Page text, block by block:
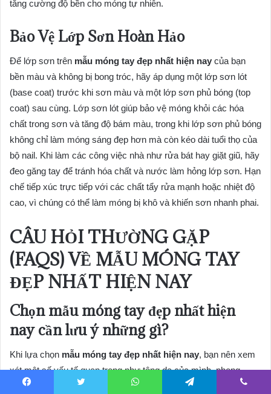
tăng cường độ bền cho móng tự nhiên.
Bảo Vệ Lớp Sơn Hoàn Hảo
Để lớp sơn trên mẫu móng tay đẹp nhất hiện nay của bạn
bền màu và không bị bong tróc, hãy áp dụng một lớp sơn lót
(base coat) trước khi sơn màu và một lớp sơn phủ bóng (top
coat) sau cùng. Lớp sơn lót giúp bảo vệ móng khỏi các hóa
chất trong sơn và tăng độ bám màu, trong khi lớp sơn phủ bóng
không chỉ làm móng sáng đẹp hơn mà còn kéo dài tuổi thọ của
bộ nail. Khi làm các công việc nhà như rửa bát hay giặt giũ, hãy
đeo găng tay để tránh hóa chất và nước làm hỏng lớp sơn. Hạn
chế tiếp xúc trực tiếp với các chất tẩy rửa mạnh hoặc nhiệt độ
cao, vì chúng có thể làm móng bị khô và khiến sơn nhanh phai.
CÂU HỎI THƯỜNG GẶP
(FAQS) VỀ MẪU MÓNG TAY
ĐẸP NHẤT HIỆN NAY
Chọnmẫu móng tay đẹp nhất hiện
naycần lưu ý những gì?
Khi lựa chọn mẫu móng tay đẹp nhất hiện nay, bạn nên xem
xét một số yếu tố quan trọng như tông da của mình, phong
cách cá nhân, hình dạng móng tự nhiên, và cả dịp mà bạn sẽ